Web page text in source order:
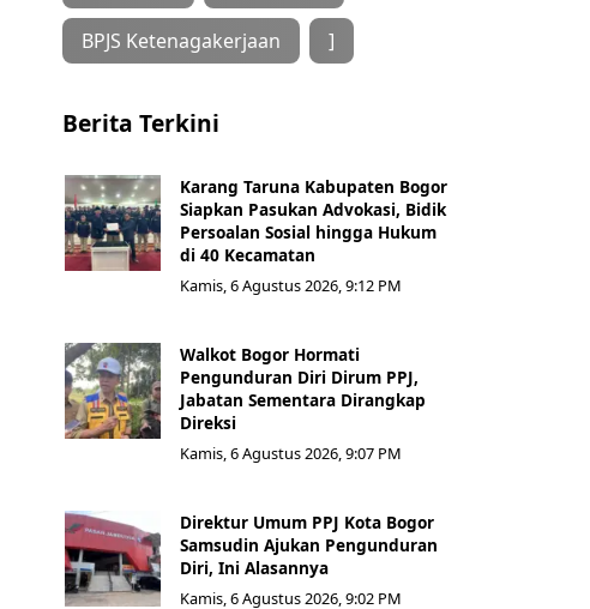
BPJS Ketenagakerjaan ]
Berita Terkini
Karang Taruna Kabupaten Bogor
Siapkan Pasukan Advokasi, Bidik
Persoalan Sosial hingga Hukum
di 40 Kecamatan
Kamis, 6 Agustus 2026, 9:12 PM
Walkot Bogor Hormati
Pengunduran Diri Dirum PPJ,
Jabatan Sementara Dirangkap
Direksi
Kamis, 6 Agustus 2026, 9:07 PM
Direktur Umum PPJ Kota Bogor
Samsudin Ajukan Pengunduran
Diri, Ini Alasannya
Kamis, 6 Agustus 2026, 9:02 PM